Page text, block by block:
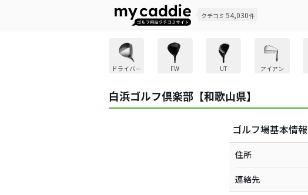
クチコミ 54,030件
ドライバー FW UT アイアン
白浜ゴルフ倶楽部【和歌山県】
ゴルフ場基本情報
住所
連絡先